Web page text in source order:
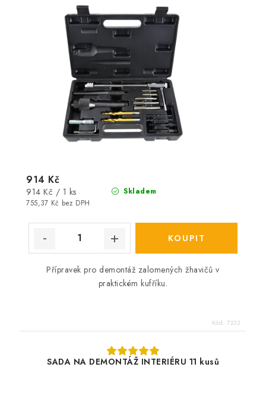
Skladem
755,37 Kč bez DPH
914 Kč
Měrná
cena:
914 Kč / 1 ks
Přípravek pro demontáž zalomených žhavičů v
praktickém kufříku.
Kód: 7233
SADA NA DEMONTÁŽ INTERIÉRU 11 kusů